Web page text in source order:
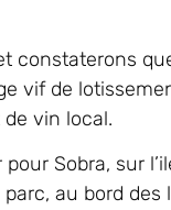
constaterons
vif de
vin local.
Sobra, sur
au bord des